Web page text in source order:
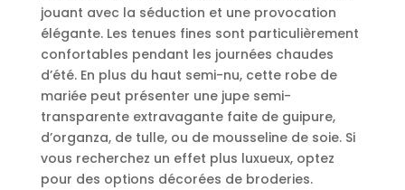
jouant avec la séduction et une provocation
élégante. Les tenues fines sont particulièrement
confortables pendant les journées chaudes
d’été. En plus du haut semi-nu, cette robe de
mariée peut présenter une jupe semi-
transparente extravagante faite de guipure,
d’organza, de tulle, ou de mousseline de soie. Si
vous recherchez un effet plus luxueux, optez
pour des options décorées de broderies.